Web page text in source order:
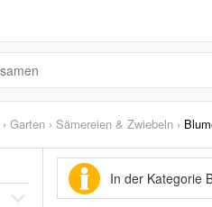
› Garten › Sämereien & Zwiebeln ›
In der Kategorie